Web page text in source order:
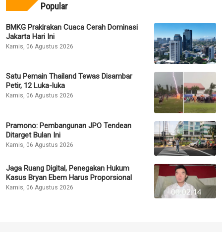
Popular
BMKG Prakirakan Cuaca Cerah Dominasi
Jakarta Hari Ini
Kamis, 06 Agustus 2026
Satu Pemain Thailand Tewas Disambar
Petir, 12 Luka-luka
Kamis, 06 Agustus 2026
Pramono: Pembangunan JPO Tendean
Ditarget Bulan Ini
Kamis, 06 Agustus 2026
Jaga Ruang Digital, Penegakan Hukum
Kasus Bryan Ebem Harus Proporsional
Kamis, 06 Agustus 2026